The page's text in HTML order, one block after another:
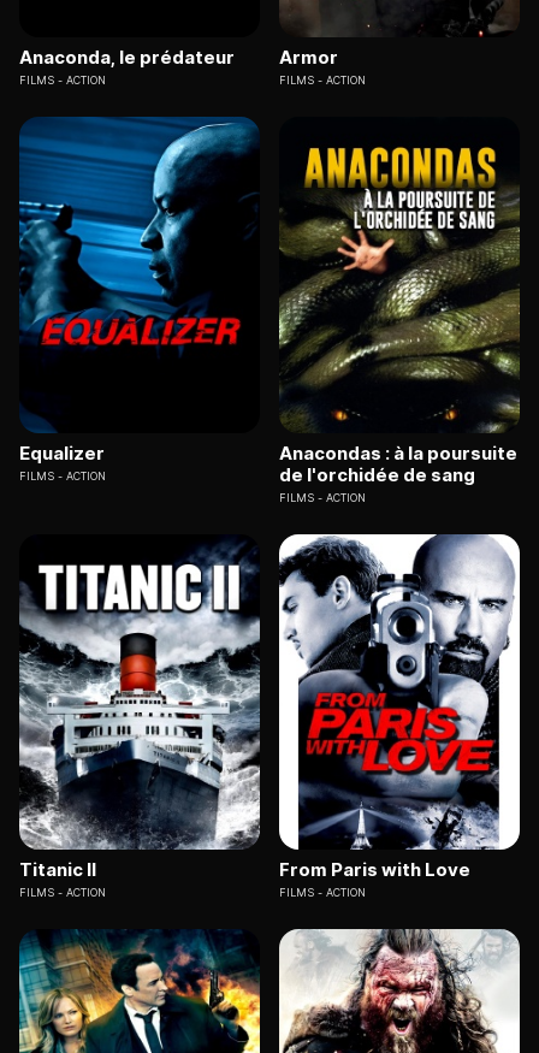
Anaconda, le prédateur
FILMS ACTION
Armor
FILMS ACTION
Equalizer
FILMS ACTION
Anacondas : à la poursuite
de l'orchidée de sang
FILMS ACTION
Titanic II
FILMS ACTION
From Paris with Love
FILMS ACTION